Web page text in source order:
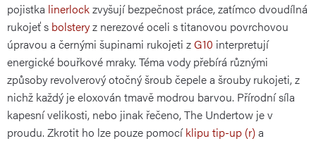
pojistka linerlockzvyšují bezpečnost práce, zatímco dvoudílná
rukojeť s bolsteryz nerezové oceli s titanovou povrchovou
úpravou a černými šupinami rukojeti zG10 interpretují
energické bouřkové mraky. Téma vody přebírá různými
způsoby revolverový otočný šroub čepele a šrouby rukojeti, z
nichž každý je eloxován tmavě modrou barvou. Přírodní síla
kapesní velikosti, nebo jinak řečeno, The Undertow je v
proudu. Zkrotit ho lze pouze pomocíklipu tip-up (r)a